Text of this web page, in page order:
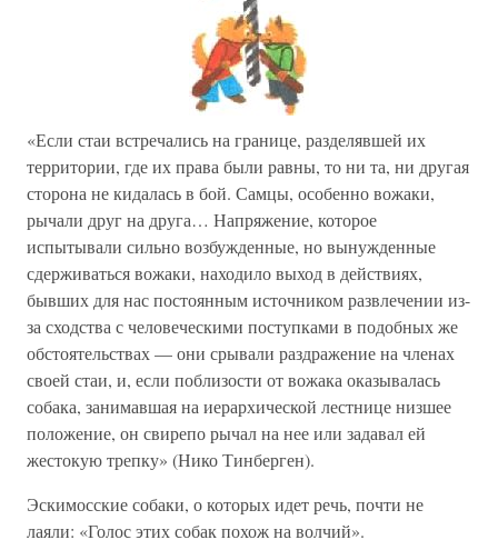
«Если стаи встречались на границе, разделявшей их
территории, где их права были равны, то ни та, ни другая
сторона не кидалась в бой. Самцы, особенно вожаки,
рычали друг на друга… Напряжение, которое
испытывали сильно возбужденные, но вынужденные
сдерживаться вожаки, находило выход в действиях,
бывших для нас постоянным источником развлечении из-
за сходства с человеческими поступками в подобных же
обстоятельствах — они срывали раздражение на членах
своей стаи, и, если поблизости от вожака оказывалась
собака, занимавшая на иерархической лестнице низшее
положение, он свирепо рычал на нее или задавал ей
жестокую трепку» (Нико Тинберген).
Эскимосские собаки, о которых идет речь, почти не
лаяли: «Голос этих собак похож на волчий».